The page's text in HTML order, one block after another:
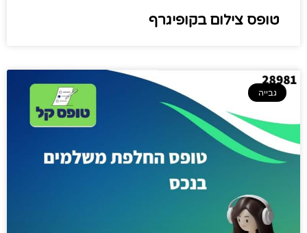
טופס צילום בקופיגרף
גבייה